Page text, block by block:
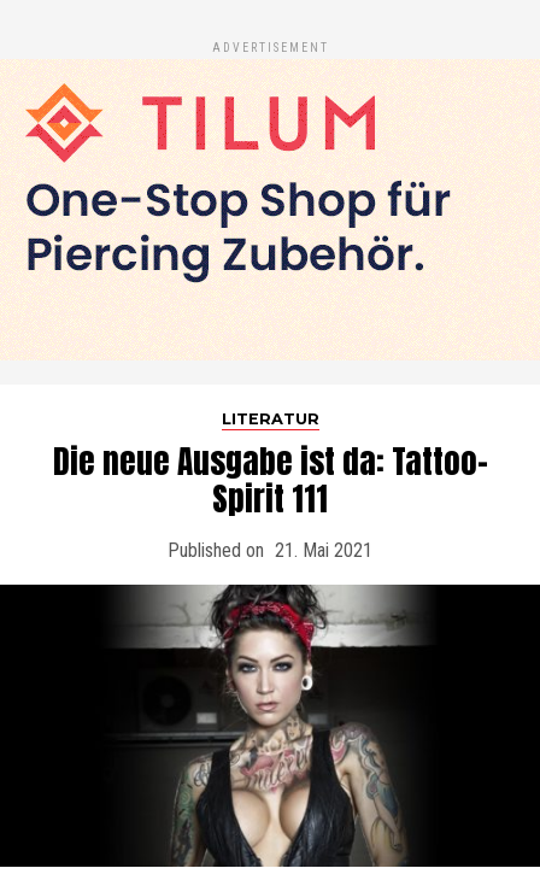
ADVERTISEMENT
LITERATUR
Die neue Ausgabe ist da: Tattoo-
Spirit 111
Published on 21. Mai 2021